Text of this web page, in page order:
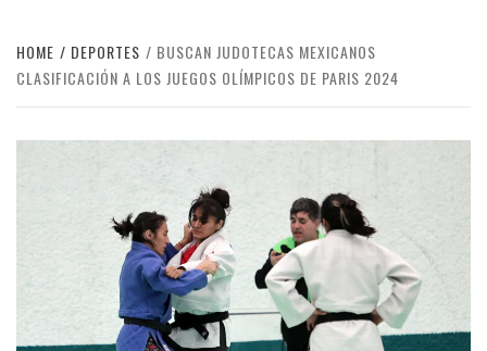
HOME DEPORTES
BUSCAN JUDOTECAS MEXICANOS
CLASIFICACIÓN A LOS JUEGOS OLÍMPICOS DE PARIS 2024